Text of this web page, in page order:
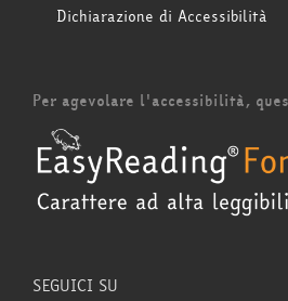
Dichiarazione di Accessibilità
Per agevolare l'accessibilità,
SEGUICI SU